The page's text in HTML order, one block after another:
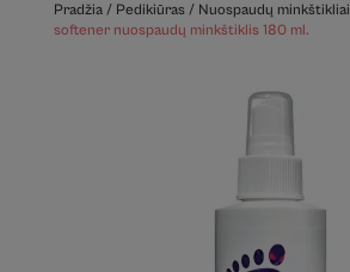
Pradžia/ Pedikiūras/ Nuospaudų minkštikliai
softener nuospaudų minkštiklis 180 ml.